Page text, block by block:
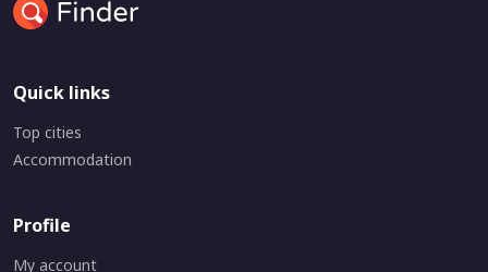
Quick links
Top cities
Accommodation
Profile
My account